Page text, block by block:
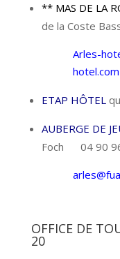
** MAS DE LA
de la Coste
Arles-
hotel.com
ETAP HÔTEL
AUBERGE DE
Foch 04 90
OFFICE DE
20